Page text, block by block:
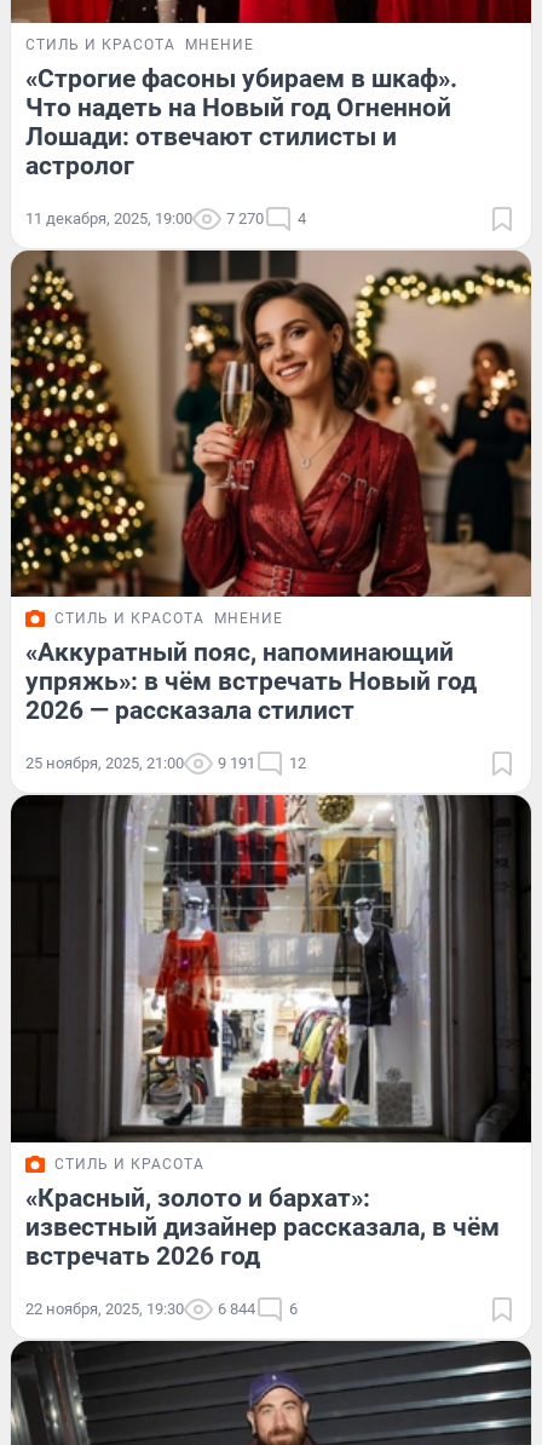
СТИЛЬ И КРАСОТА МНЕНИЕ
«Строгие фасоны убираем в шкаф».
Что надеть на Новый год Огненной
Лошади: отвечают стилисты и
астролог
11 декабря, 2025, 19:00 7 270 4
СТИЛЬ И КРАСОТА МНЕНИЕ
«Аккуратный пояс, напоминающий
упряжь»: в чём встречать Новый год
2026 — рассказала стилист
25 ноября, 2025, 21:00 9 191 12
СТИЛЬ И КРАСОТА
«Красный, золото и бархат»:
известный дизайнер рассказала, в чём
встречать 2026 год
22 ноября, 2025, 19:30 6 844 6